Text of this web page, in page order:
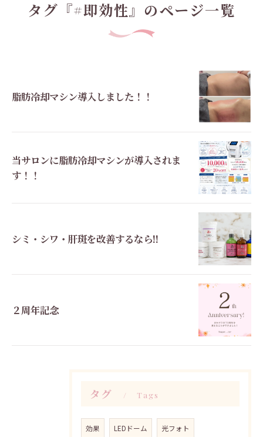
タグ『#即効性』のページ一覧
脂肪冷却マシン導入しました！！
当サロンに脂肪冷却マシンが導入されま
す！！
シミ・シワ・肝斑を改善するなら!!
２周年記念
タグ Tags
効果 LEDドーム 光フォト